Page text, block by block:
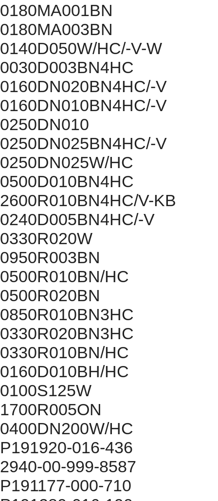
0180MA001BN
0180MA003BN
0140D050W/HC/-V-W
0030D003BN4HC
0160DN020BN4HC/-V
0160DN010BN4HC/-V
0250DN010
0250DN025BN4HC/-V
0250DN025W/HC
0500D010BN4HC
2600R010BN4HC/V-KB
0240D005BN4HC/-V
0330R020W
0950R003BN
0500R010BN/HC
0500R020BN
0850R010BN3HC
0330R020BN3HC
0330R010BN/HC
0160D010BH/HC
0100S125W
1700R005ON
0400DN200W/HC
P191920-016-436
2940-00-999-8587
P191177-000-710